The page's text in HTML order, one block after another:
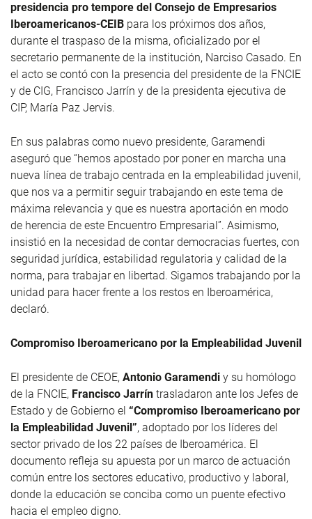
presidencia pro tempore del Consejo de Empresarios
Iberoamericanos-CEIB para los próximos dos años,
durante el traspaso de la misma, oficializado por el
secretario permanente de la institución, Narciso Casado. En
el acto se contó con la presencia del presidente de la FNCIE
y de CIG, Francisco Jarrín y de la presidenta ejecutiva de
CIP, María Paz Jervis.
En sus palabras como nuevo presidente, Garamendi
aseguró que “hemos apostado por poner en marcha una
nueva línea de trabajo centrada en la empleabilidad juvenil,
que nos va a permitir seguir trabajando en este tema de
máxima relevancia y que es nuestra aportación en modo
de herencia de este Encuentro Empresarial”. Asimismo,
insistió en la necesidad de contar democracias fuertes, con
seguridad jurídica, estabilidad regulatoria y calidad de la
norma, para trabajar en libertad. Sigamos trabajando por la
unidad para hacer frente a los restos en Iberoamérica,
declaró.
Compromiso Iberoamericano por la Empleabilidad Juvenil
El presidente de CEOE, Antonio Garamendi y su homólogo
de la FNCIE, Francisco Jarrín trasladaron ante los Jefes de
Estado y de Gobierno el “Compromiso Iberoamericano por
la Empleabilidad Juvenil”, adoptado por los líderes del
sector privado de los 22 países de Iberoamérica. El
documento refleja su apuesta por un marco de actuación
común entre los sectores educativo, productivo y laboral,
donde la educación se conciba como un puente efectivo
hacia el empleo digno.